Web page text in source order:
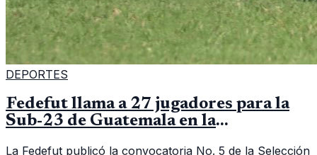
DEPORTES
Fedefut llama a 27 jugadores para la
Sub-23 de Guatemala en la
La Fedefut publicó la convocatoria No. 5 de la Selección